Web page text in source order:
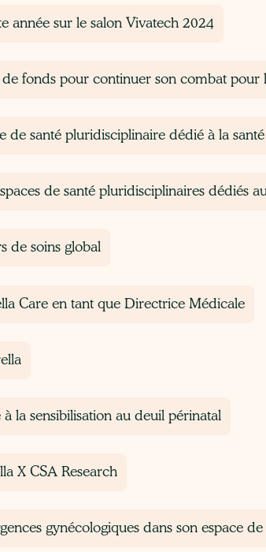
année sur le salon Vivatech 2024
fonds pour continuer son combat pour
de santé pluridisciplinaire dédié à la
de santé pluridisciplinaires dédiés
de soins global
Care en tant que Directrice Médicale
la sensibilisation au deuil périnatal
X CSA Research
gynécologiques dans son espace